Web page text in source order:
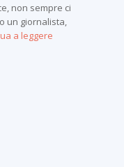
non sempre ci
un giornalista,
a leggere